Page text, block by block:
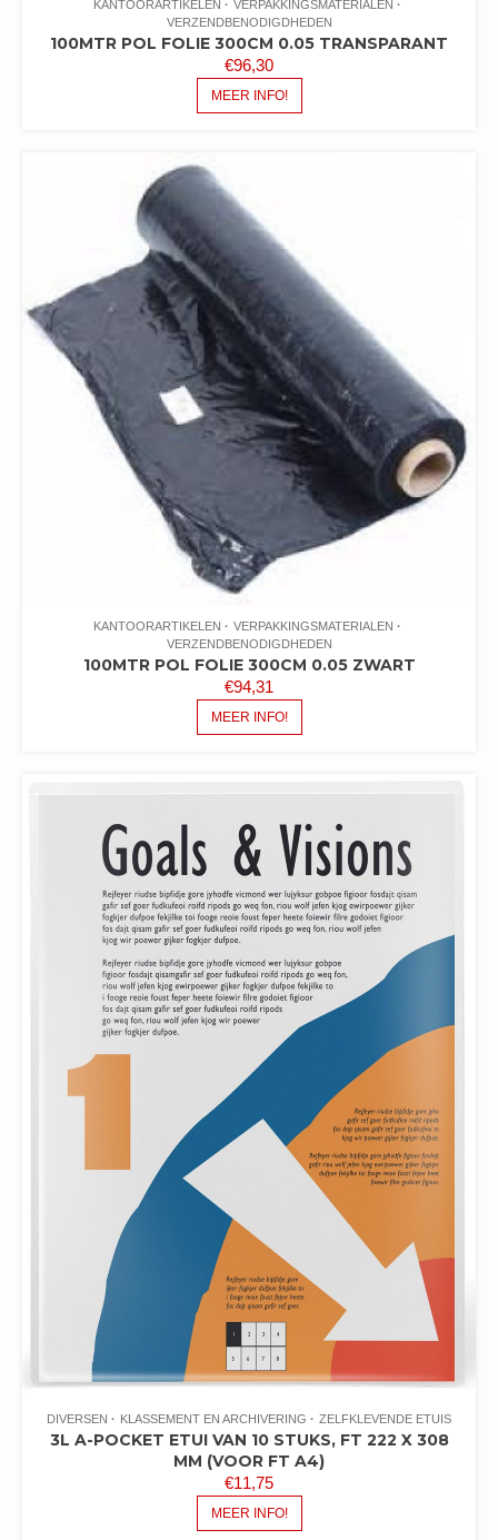
KANTOORARTIKELEN
VERPAKKINGSMATERIALEN
VERZENDBENODIGDHEDEN
100MTR POL FOLIE 300CM 0.05 TRANSPARANT
€96,30
MEER INFO!
KANTOORARTIKELEN
VERPAKKINGSMATERIALEN
VERZENDBENODIGDHEDEN
100MTR POL FOLIE 300CM 0.05 ZWART
€94,31
MEER INFO!
DIVERSEN KLASSEMENT EN ARCHIVERING ZELFKLEVENDE ETUIS
3L A-POCKET ETUI VAN 10 STUKS, FT 222 X 308
MM (VOOR FT A4)
€11,75
MEER INFO!